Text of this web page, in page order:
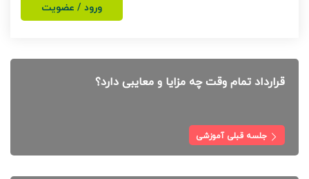
ورود / عضویت
قرارداد تمام وقت چه مزایا و معایبی دارد؟
جلسه قبلی آموزشی